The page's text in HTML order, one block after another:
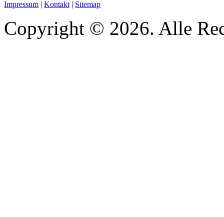
Impressum | Kontakt | Sitemap
Copyright © 2026. Alle